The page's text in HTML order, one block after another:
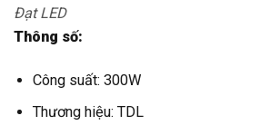
Đạt LED
Thông số:
Công suất: 300W
Thương hiệu: TDL